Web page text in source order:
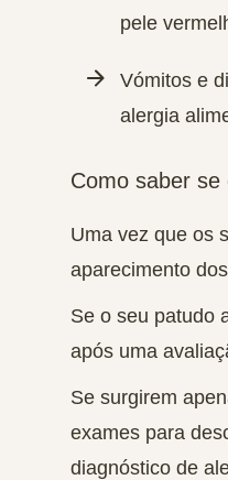
pele
Vómitos e
alergia
Como saber se
Uma vez que os
aparecimento
Se o seu patudo
após uma
Se surgirem
exames para
diagnóstico de